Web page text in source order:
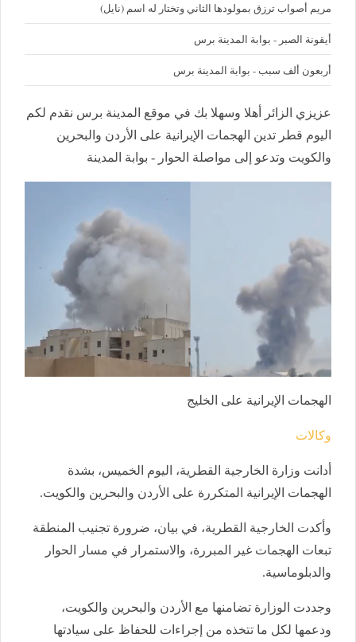
مريم أصواب ترزق بمولودها الثاني وتختار له اسم (نايل)
أيقونة الصبر - بوابة المدينة برس
أربعون ألف سبب - بوابة المدينة برس
عزيزي الزائر أهلا وسهلا بك في موقع المدينة برس نقدم لكم
اليوم قطر تدين الهجمات الإيرانية على الأردن والبحرين
والكويت وتدعو إلى مواصلة الحوار - بوابة المدينة
الهجمات الإيرانية على الخليج
وكالات
أدانت وزارة الخارجية القطرية، اليوم الخميس، بشدة
الهجمات الإيرانية المتكررة على الأردن والبحرين والكويت.
وأكدت الخارجية القطرية، في بيان، ضرورة تجنيب المنطقة
تبعات الهجمات غير المبررة، والاستمرار في مسار الحوار
والدبلوماسية.
وجددت الوزارة تضامنها مع الأردن والبحرين والكويت،
ودعمها لكل ما تتخذه من إجراءات للحفاظ على سيادتها